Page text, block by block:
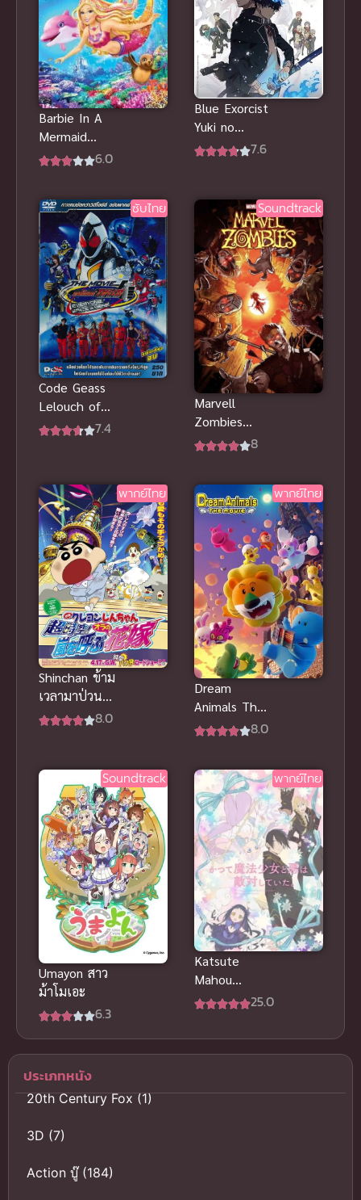
Barbie In A
Mermaid
Tale 2
รัก 2 พากย์
ไทย
6.0
Blue Exorcist
Yuki no
Hate-hen เอ็ก
7.6
ซับไทย
Code Geass
Lelouch of
the
ลูลูช ซับไทย
7.4
Soundtrack
Marvell
Zombies
(2025) มาร์
8
พากย์ไทย
Shinchan ข้าม
เวลามาป่วน
โลก ชินจังมูฟ
สุดซึ้ง
8.0
พากย์ไทย
Dream
Animals The
Movie (2025)
พากย์ไทย
8.0
Soundtrack
Umayon สาว
ม้าโมเอะ
6.3
พากย์ไทย
Katsute
Mahou
Shoujo to
Tekitai
shiteita ซับ
25.0
ประเภทหนัง
20th Century Fox(1)
3D (7)
Action บู๊(184)